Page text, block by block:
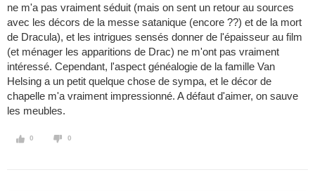
ne m'a pas vraiment séduit (mais on sent un retour au sources
avec les décors de la messe satanique (encore ??) et de la mort
de Dracula), et les intrigues sensés donner de l'épaisseur au film
(et ménager les apparitions de Drac) ne m'ont pas vraiment
intéressé. Cependant, l'aspect généalogie de la famille Van
Helsing a un petit quelque chose de sympa, et le décor de
chapelle m'a vraiment impressionné. A défaut d'aimer, on sauve
les meubles.
0 0